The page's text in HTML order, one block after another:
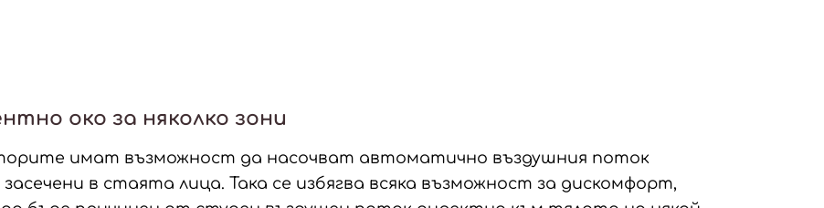
око за няколко зони
имат възможност да насочват автоматично въздушния поток
в стаята лица. Така се избягва всяка възможност за дискомфорт,